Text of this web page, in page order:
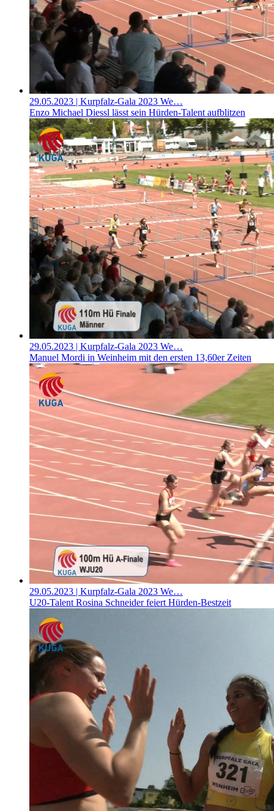
29.05.2023 | Kurpfalz-Gala 2023 We…
Enzo Michael Diessl lässt sein Hürden-Talent aufblitzen
29.05.2023 | Kurpfalz-Gala 2023 We…
Manuel Mordi in Weinheim mit den ersten 13,60er Zeiten
29.05.2023 | Kurpfalz-Gala 2023 We…
U20-Talent Rosina Schneider feiert Hürden-Bestzeit